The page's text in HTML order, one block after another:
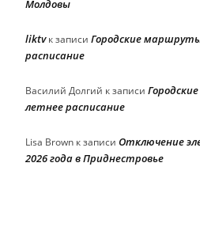
Молдовы
liktvк записи Городские
расписание
Василий Долгий к записи
летнее расписание
Lisa Brown к записи Отключение
2026 года в Приднестровье